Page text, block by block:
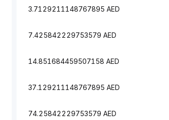
3.7129211148767895 AED
7.425842229753579 AED
14.851684459507158 AED
37.129211148767895 AED
74.25842229753579 AED